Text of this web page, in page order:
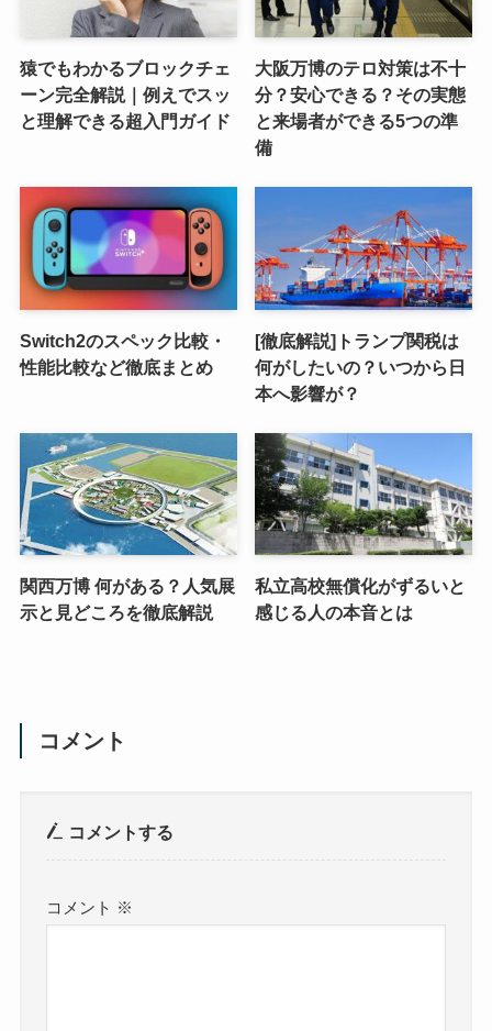
猿でもわかるブロックチェ
ーン完全解説｜例えでスッ
と理解できる超入門ガイド
大阪万博のテロ対策は不十
分？安心できる？その実態
と来場者ができる5つの準
備
Switch2のスペック比較・
性能比較など徹底まとめ
[徹底解説]トランプ関税は
何がしたいの？いつから日
本へ影響が？
関西万博 何がある？人気展
示と見どころを徹底解説
私立高校無償化がずるいと
感じる人の本音とは
コメント
コメントする
コメント ※